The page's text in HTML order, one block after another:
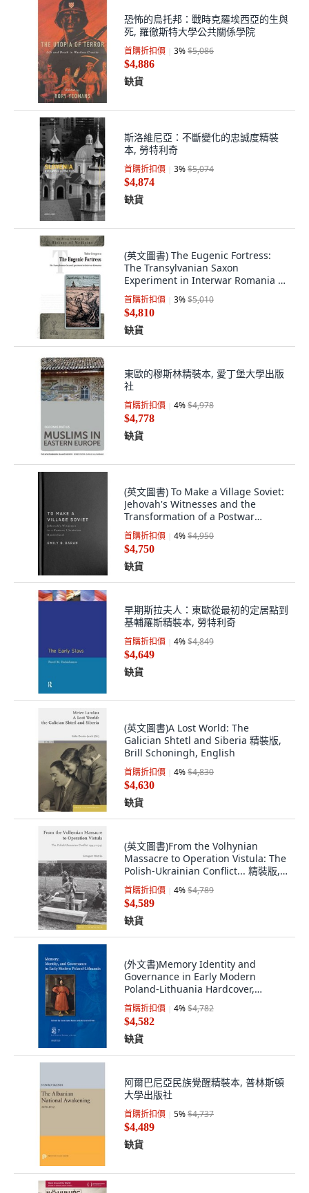
恐怖的烏托邦：戰時克羅埃西亞的生與
死, 羅徹斯特大學公共關係學院
首購折扣價 3%$5,086
$4,886
缺貨
斯洛維尼亞：不斷變化的忠誠度精裝
本, 勞特利奇
首購折扣價 3%$5,074
$4,874
缺貨
(英文圖書) The Eugenic Fortress:
The Transylvanian Saxon
Experiment in Interwar Romania 精
裝版, Central European
University..., 英文
首購折扣價 3%$5,010
$4,810
缺貨
東歐的穆斯林精裝本, 愛丁堡大學出版
社
首購折扣價 4%$4,978
$4,778
缺貨
(英文圖書) To Make a Village Soviet:
Jehovah's Witnesses and the
Transformation of a Postwar
Ukrainian B... 精裝版, McGill-
Queen's University P..., 英文
首購折扣價 4%$4,950
$4,750
缺貨
早期斯拉夫人：東歐從最初的定居點到
基輔羅斯精裝本, 勞特利奇
首購折扣價 4%$4,849
$4,649
缺貨
(英文圖書)A Lost World: The
Galician Shtetl and Siberia 精裝版,
Brill Schoningh, English
首購折扣價 4%$4,830
$4,630
缺貨
(英文圖書)From the Volhynian
Massacre to Operation Vistula: The
Polish-Ukrainian Conflict... 精裝版,
Brill Schoningh, English
首購折扣價 4%$4,789
$4,589
缺貨
(外文書)Memory Identity and
Governance in Early Modern
Poland-Lithuania Hardcover,
Brepols Publishers, English
首購折扣價 4%$4,782
$4,582
缺貨
阿爾巴尼亞民族覺醒精裝本, 普林斯頓
大學出版社
首購折扣價 5%$4,737
$4,489
缺貨